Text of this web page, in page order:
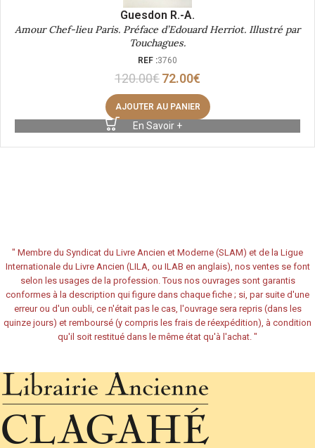
Guesdon R.-A.
Amour Chef-lieu Paris. Préface d’Edouard Herriot. Illustré par
Touchagues.
REF :3760
120.00€72.00€
AJOUTER AU PANIER
En Savoir +
" Membre du Syndicat du Livre Ancien et Moderne (SLAM) et de la Ligue
Internationale du Livre Ancien (LILA, ou ILAB en anglais), nos ventes se font
selon les usages de la profession. Tous nos ouvrages sont garantis
conformes à la description qui figure dans chaque fiche ; si, par suite d'une
erreur ou d'un oubli, ce n'était pas le cas, l'ouvrage sera repris (dans les
quinze jours) et remboursé (y compris les frais de réexpédition), à condition
qu'il soit restitué dans le même état qu'à l'achat. "